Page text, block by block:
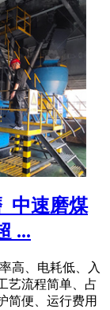
中速磨煤
...
高、电耗低、入
艺流程简单、占
简便、运行费用